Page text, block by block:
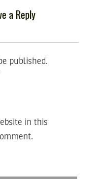
a Reply
published.
in this